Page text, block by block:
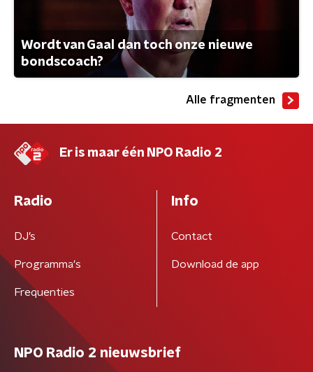
Wordt van Gaal dan toch onze nieuwe
bondscoach?
Alle fragmenten
Er is maar één NPO Radio 2
Radio
DJ’s
Programma's
Frequenties
Info
Contact
Download de app
NPO Radio 2 nieuwsbrief